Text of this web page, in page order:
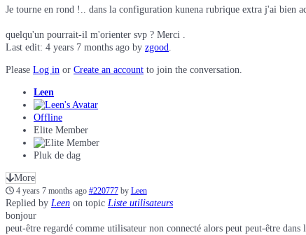
Je tourne en rond !.. dans la configuration kunena rubrique extra j'ai bien
quelqu'un pourrait-il m'orienter svp ? Merci .
Last edit: 4 years 7 months ago by zgood.
Please Log in or Create an account to join the conversation.
Leen
Offline
Elite Member
Pluk de dag
More
4 years 7 months ago #220777 by Leen
Replied by Leen on topic Liste utilisateurs
bonjour
peut-être regardé comme utilisateur non connecté alors peut peut-être